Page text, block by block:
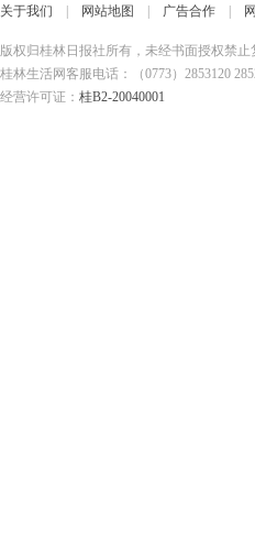
关于我们 网站地图 广告合作
版权归桂林日报社所有，未经书面授权禁止
桂林生活网客服电话：（0773）2853120
经营许可证： 桂B2-20040001